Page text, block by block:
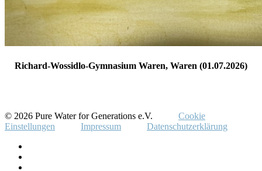
Richard-Wossidlo-Gymnasium Waren, Waren (01.07.2026)
© 2026 Pure Water for Generations e.V.
Cookie
Einstellungen
Impressum Datenschutzerklärung